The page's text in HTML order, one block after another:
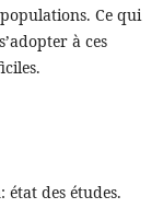
Ce qui
à ces
des études.